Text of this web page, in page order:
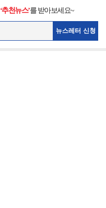
‘추천뉴스’를 받아보세요~
뉴스레터 신청